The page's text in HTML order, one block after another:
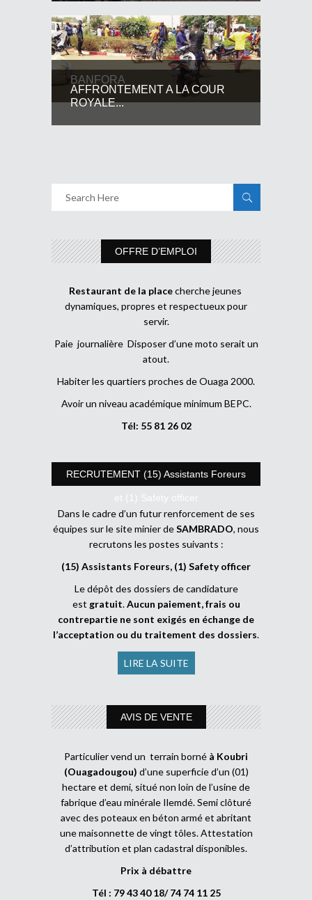
BANFORA
AFFRONTEMENT A LA COUR
ROYALE...
OFFRE D’EMPLOI
Restaurant de la placecherche jeunes
dynamiques, propres et respectueux pour
servir.
Paie journalière Disposer d’une moto serait un
atout.
Habiter les quartiers proches de Ouaga 2000.
Avoir un niveau académique minimum BEPC.
Tél: 55 81 26 02
RECRUTEMENT (15) Assistants Foreurs
et (1) Safety officer
Dans le cadre d’un futur renforcement de ses
équipes sur le site minier deSAMBRADO, nous
recrutons les postes suivants :
(15) Assistants Foreurs, (1) Safety officer
Le dépôt des dossiers de candidature
est gratuit.Aucun paiement, frais ou
contrepartie ne sont exigés en échange de
l’acceptation ou du traitement des dossiers.
LIRE LA SUITE
AVIS DE VENTE
Particulier vend un terrain borné à Koubri
(Ouagadougou) d’une superficie d’un (01)
hectare et demi, situé non loin de l’usine de
fabrique d’eau minérale Ilemdé. Semi clôturé
avec des poteaux en béton armé et abritant
une maisonnette de vingt tôles. Attestation
d’attribution et plan cadastral disponibles.
Prix à débattre
Tél : 79 43 40 18/ 74 74 11 25